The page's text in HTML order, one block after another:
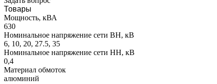
Товары
Мощность, кВА
630
Номинальное напряжение сети ВН, кВ
6, 10, 20, 27.5, 35
Номинальное напряжение сети НН, кВ
0,4
Материал обмоток
алюминий